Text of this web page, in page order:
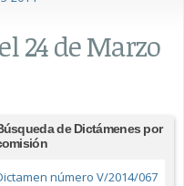
24 de Marzo
de Dictámenes por
número V/2014/067